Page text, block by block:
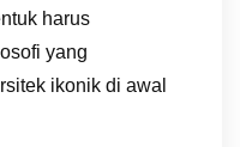
harus
yang
ikonik di awal